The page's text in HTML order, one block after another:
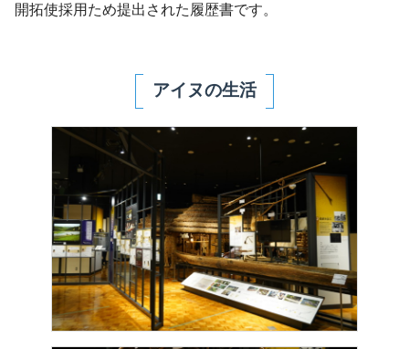
開拓使採用ため提出された履歴書です。
アイヌの生活